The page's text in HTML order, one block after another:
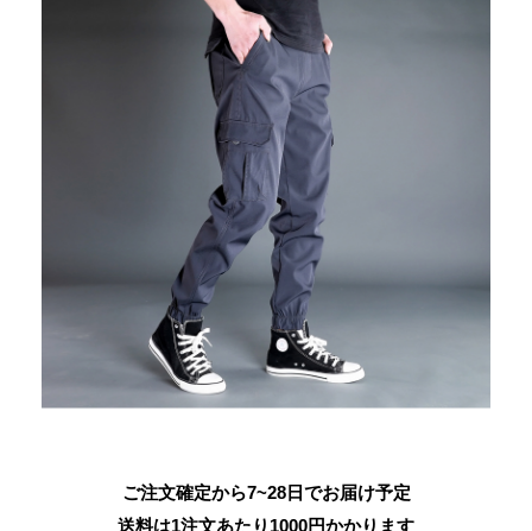
ご注文確定から7~28日でお届け予定
送料は1注文あたり 1000円かかります